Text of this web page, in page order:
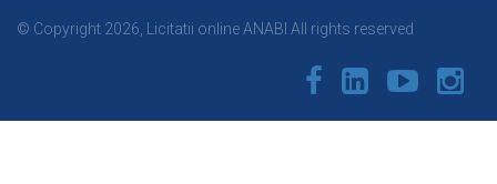
© Copyright 2026, Licitatii online ANABI All rights reserved